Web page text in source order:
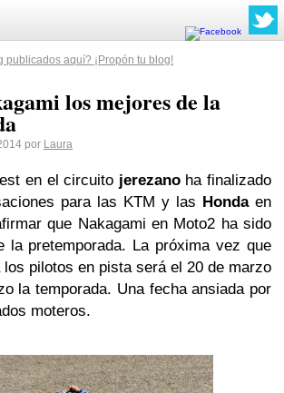
publicados aquí? ¡Propón tu blog!
los mejores de la
por Laura
en el circuito jerezanoha finalizado
para las KTM y las Hondaen
que Nakagami en Moto2 ha sido
la pretemporada. La próxima vez que
pilotos en pista será el 20 de marzo
la temporada. Una fecha ansiada por
moteros.